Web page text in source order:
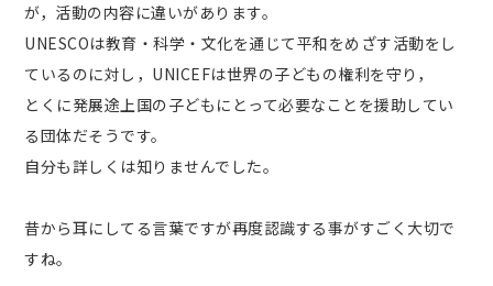
が，活動の内容に違いがあります。
UNESCOは教育・科学・文化を通じて平和をめざす活動をし
ているのに対し，UNICEFは世界の子どもの権利を守り，
とくに発展途上国の子どもにとって必要なことを援助してい
る団体だそうです。
自分も詳しくは知りませんでした。
昔から耳にしてる言葉ですが再度認識する事がすごく大切で
すね。